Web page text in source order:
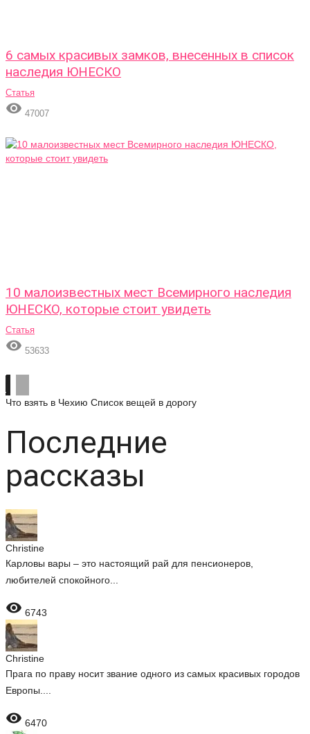
6 самых красивых замков, внесенных в список
наследия ЮНЕСКО
Статья
 47007
10 малоизвестных мест Всемирного наследия
ЮНЕСКО, которые стоит увидеть
Статья
 53633
Что взять в Чехию Список вещей в дорогу
Последние
рассказы
Christine
Карловы вары – это настоящий рай для пенсионеров,
любителей спокойного...
 6743
Christine
Прага по праву носит звание одного из самых красивых городов
Европы....
 6470